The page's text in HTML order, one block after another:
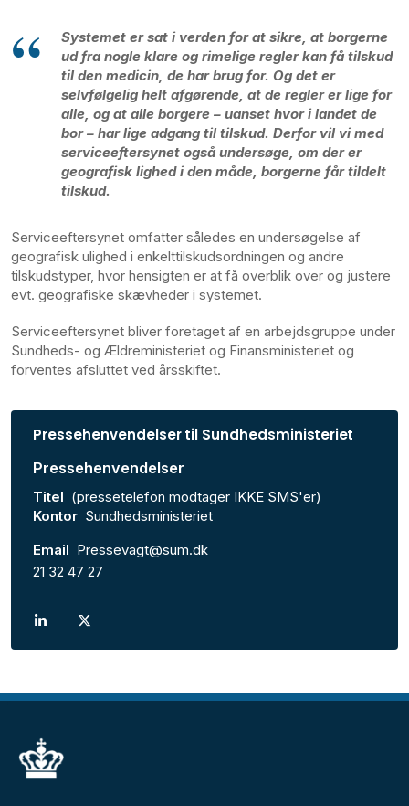
Systemet er sat i verden for at sikre, at borgerne
ud fra nogle klare og rimelige regler kan få tilskud
til den medicin, de har brug for. Og det er
selvfølgelig helt afgørende, at de regler er lige for
alle, og at alle borgere – uanset hvor i landet de
bor – har lige adgang til tilskud. Derfor vil vi med
serviceeftersynet også undersøge, om der er
geografisk lighed i den måde, borgerne får tildelt
tilskud.
Serviceeftersynet omfatter således en undersøgelse af
geografisk ulighed i enkelttilskudsordningen og andre
tilskudstyper, hvor hensigten er at få overblik over og justere
evt. geografiske skævheder i systemet.
Serviceeftersynet bliver foretaget af en arbejdsgruppe under
Sundheds- og Ældreministeriet og Finansministeriet og
forventes afsluttet ved årsskiftet.
Pressehenvendelser til Sundhedsministeriet
Pressehenvendelser
Titel (pressetelefon modtager IKKE SMS'er)
Kontor Sundhedsministeriet
Email Pressevagt@sum.dk
21 32 47 27